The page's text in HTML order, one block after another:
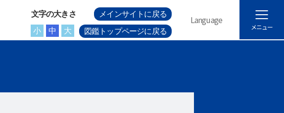
文字の大きさ
小
中 大
メインサイトに戻る
図鑑トップページに戻る
Language
メニュー